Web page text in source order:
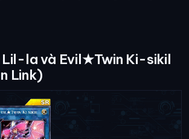
la và Evil★Twin Ki-sikil
Link)